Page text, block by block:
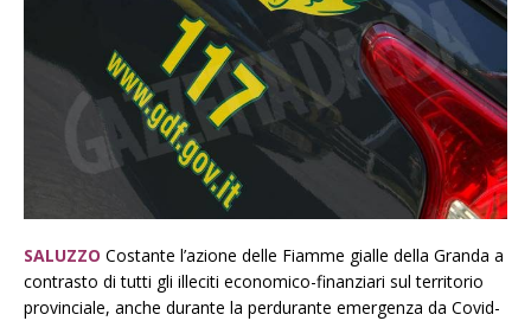
SALUZZO Costante l’azione delle Fiamme gialle della Granda a
contrasto di tutti gli illeciti economico-finanziari sul territorio
provinciale, anche durante la perdurante emergenza da Covid-